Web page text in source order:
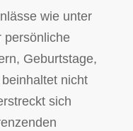
wie unter
persönliche
Geburtstage,
nicht
sich